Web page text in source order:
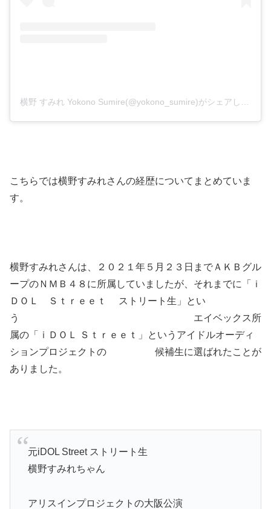
こちらでは横野すみれさんの経歴についてまとめていま
す。
横野すみれさんは、２０２１年５月２３日までＡＫＢグル
ープのＮＭＢ４８に所属していましたが、それまでに「ｉ
ＤＯＬ Ｓｔｒｅｅｔ ストリート生」とい
う エイベックス所
属の「ｉＤＯＬ Ｓｔｒｅｅｔ」というアイドルオーディ
ションプロジェクトの 候補生に選ばれたことが
ありました。
元iDOL Street ストリート生
横野すみれちゃん
アリスインプロジェクトの大阪公演